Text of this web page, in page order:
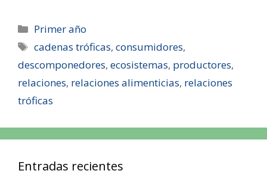
Primer año
cadenas tróficas,consumidores,
descomponedores, ecosistemas, productores,
relaciones, relaciones alimenticias, relaciones
tróficas
Entradas recientes